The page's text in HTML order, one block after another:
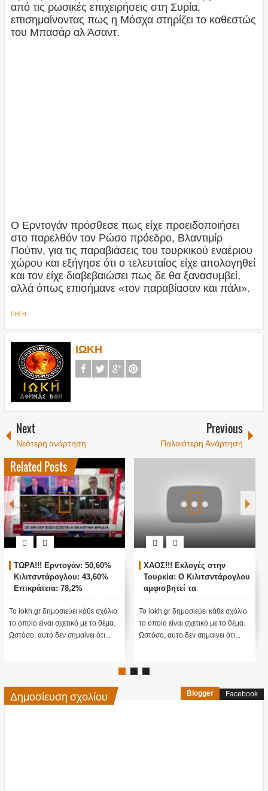
από τις ρωσικές επιχειρήσεις στη Συρία,
επισημαίνοντας πως η Μόσχα στηρίζει το καθεστώς
του Μπασάρ αλ Άσαντ.
Ο Ερντογάν πρόσθεσε πως είχε προειδοποιήσει
στο παρελθόν τον Ρώσο πρόεδρο, Βλαντιμίρ
Πούτιν, για τις παραβιάσεις του τουρκικού εναέριου
χώρου και εξήγησε ότι ο τελευταίος είχε απολογηθεί
και τον είχε διαβεβαιώσει πως δε θα ξανασυμβεί,
αλλά όπως επισήμανε «τον παραβίασαν και πάλι».
ΠΗΓΗ
ΙΩΚΗ
Next
Νεότερη ανάρτηση
Previous
Παλαιότερη Ανάρτηση
Related Posts
σχόλιο
θέμα.
ότι...
ΖΩΝΤΑΝΗ ΣΥΝΔΕΣΗ ΜΕ
ΑΓΚΥΡΑ - ΘΡΙΛΕΡ ΜΕ ΤΙΣ
ΤΟΥΡΚΙΚΕΣ ΕΚΛΟΓΕΣ !
Το iokh.gr δημοσιεύει κάθε σχόλιο
το οποίο είναι σχετικό με το θέμα.
Ωστόσο, αυτό δεν σημαίνει ότι...
Παγκόσμιο σοκ για
βιολογικά εργαστήρια
ΗΠΑ στην Ουκρανία
Στις 26 Φεβρουαρίου 2022,
ΗΠΑ διέγραψαν όλα τα
ενός Εργαστηρίου
Δημοσίευση σχολίου Blogger Facebook